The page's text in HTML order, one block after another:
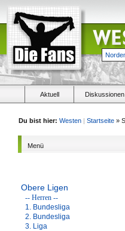
Aktuell Diskussionen
Du bist hier: Westen | Startseite »
Menü
Obere Ligen
-- Herren --
1. Bundesliga
2. Bundesliga
3. Liga